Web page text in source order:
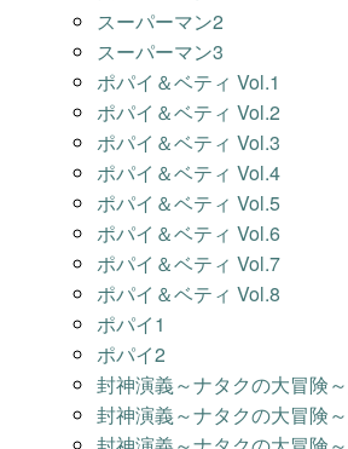
スーパーマン2
スーパーマン3
ポパイ＆ベティ Vol.1
ポパイ＆ベティ Vol.2
ポパイ＆ベティ Vol.3
ポパイ＆ベティ Vol.4
ポパイ＆ベティ Vol.5
ポパイ＆ベティ Vol.6
ポパイ＆ベティ Vol.7
ポパイ＆ベティ Vol.8
ポパイ1
ポパイ2
封神演義～ナタクの大冒険
封神演義～ナタクの大冒険